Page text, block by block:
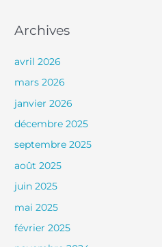
Archives
avril 2026
mars 2026
janvier 2026
décembre 2025
septembre 2025
août 2025
juin 2025
mai 2025
février 2025